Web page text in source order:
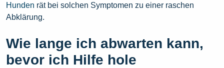
Hunden rät bei solchen Symptomen zu einer raschen
Abklärung.
Wie lange ich abwarten kann,
bevor ich Hilfe hole